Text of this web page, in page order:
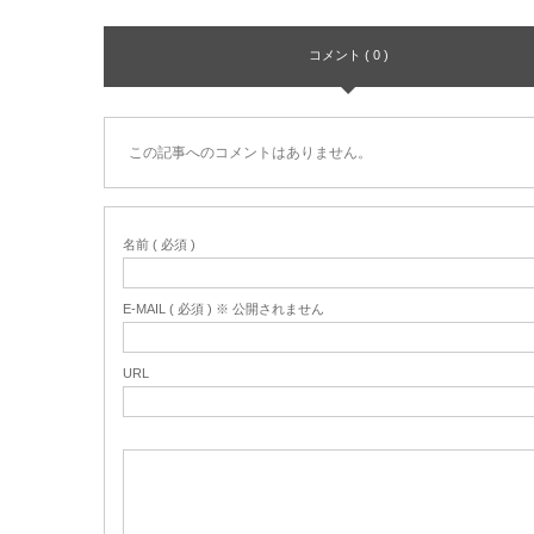
コメント ( 0 )
この記事へのコメントはありません。
名前 ( 必須 )
E-MAIL ( 必須 ) ※ 公開されません
URL